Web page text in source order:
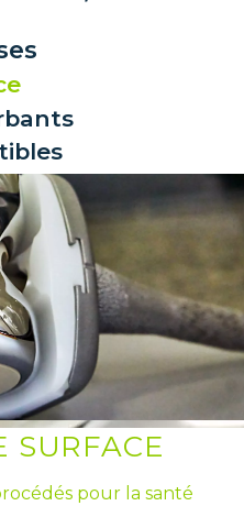
SURFACE
pour la santé